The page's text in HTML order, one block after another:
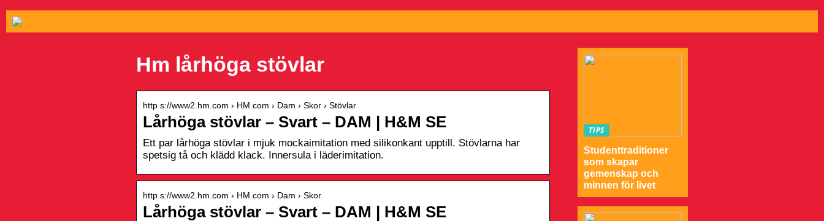
Hm lårhöga stövlar
http s://www2.hm.com › HM.com › Dam › Skor › Stövlar
Lårhöga stövlar – Svart – DAM | H&M SE
Ett par lårhöga stövlar i mjuk mockaimitation med silikonkant upptill. Stövlarna har
spetsig tå och klädd klack. Innersula i läderimitation.
http s://www2.hm.com › HM.com › Dam › Skor
Lårhöga stövlar – Svart – DAM | H&M SE
TIPS
Studenttraditioner
som skapar
gemenskap och
minnen för livet